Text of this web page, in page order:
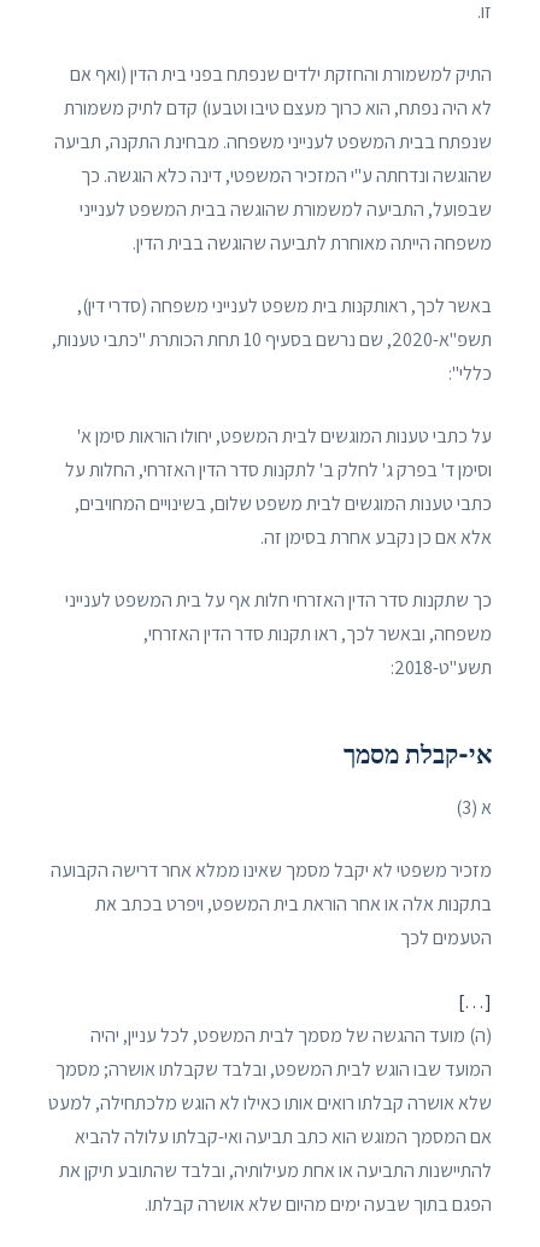
זו.
התיק למשמורת והחזקת ילדים שנפתח בפני בית הדין (ואף אם
לא היה נפתח, הוא כרוך מעצם טיבו וטבעו) קדם לתיק משמורת
שנפתח בבית המשפט לענייני משפחה. מבחינת התקנה, תביעה
שהוגשה ונדחתה ע"י המזכיר המשפטי, דינה כלא הוגשה. כך
שבפועל, התביעה למשמורת שהוגשה בבית המשפט לענייני
משפחה הייתה מאוחרת לתביעה שהוגשה בבית הדין.
באשר לכך, ראותקנות בית משפט לענייני משפחה (סדרי דין),
תשפ"א-2020, שם נרשם בסעיף 10 תחת הכותרת "כתבי טענות,
כללי":
על כתבי טענות המוגשים לבית המשפט, יחולו הוראות סימן א'
וסימן ד' בפרק ג' לחלק ב' לתקנות סדר הדין האזרחי, החלות על
כתבי טענות המוגשים לבית משפט שלום, בשינויים המחויבים,
אלא אם כן נקבע אחרת בסימן זה.
כך שתקנות סדר הדין האזרחי חלות אף על בית המשפט לענייני
משפחה, ובאשר לכך, ראו תקנות סדר הדין האזרחי,
תשע"ט-2018:
אי-קבלת מסמך
א (3)
מזכיר משפטי לא יקבל מסמך שאינו ממלא אחר דרישה הקבועה
בתקנות אלה או אחר הוראת בית המשפט, ויפרט בכתב את
הטעמים לכך
[…]
(ה) מועד ההגשה של מסמך לבית המשפט, לכל עניין, יהיה
המועד שבו הוגש לבית המשפט, ובלבד שקבלתו אושרה; מסמך
שלא אושרה קבלתו רואים אותו כאילו לא הוגש מלכתחילה, למעט
אם המסמך המוגש הוא כתב תביעה ואי-קבלתו עלולה להביא
להתיישנות התביעה או אחת מעילותיה, ובלבד שהתובע תיקן את
הפגם בתוך שבעה ימים מהיום שלא אושרה קבלתו.